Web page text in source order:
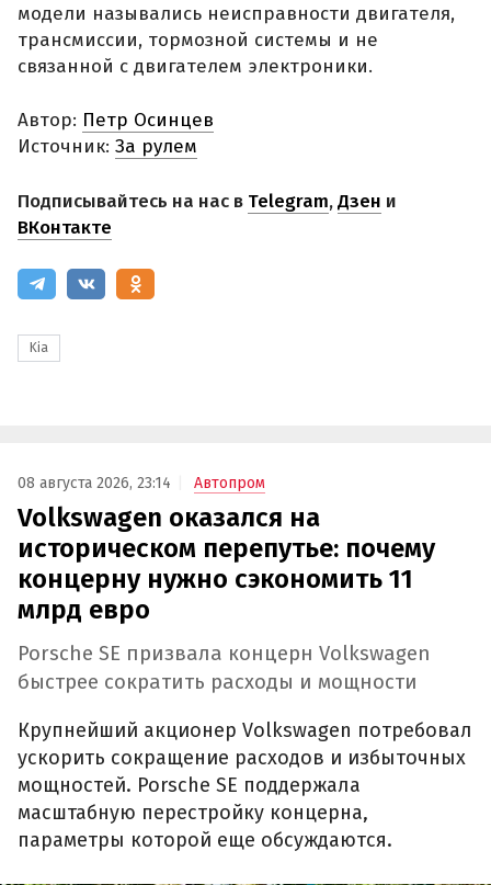
модели назывались неисправности двигателя,
трансмиссии, тормозной системы и не
связанной с двигателем электроники.
Автор: Петр Осинцев
Источник: За рулем
Подписывайтесь на нас в Telegram,Дзен и
ВКонтакте
Kia
08 августа 2026, 23:14 Автопром
Volkswagen оказался на
историческом перепутье: почему
концерну нужно сэкономить 11
млрд евро
Porsche SE призвала концерн Volkswagen
быстрее сократить расходы и мощности
Крупнейший акционер Volkswagen потребовал
ускорить сокращение расходов и избыточных
мощностей. Porsche SE поддержала
масштабную перестройку концерна,
параметры которой еще обсуждаются.